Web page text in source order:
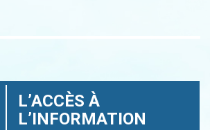
L’ACCÈS À
L’INFORMATION